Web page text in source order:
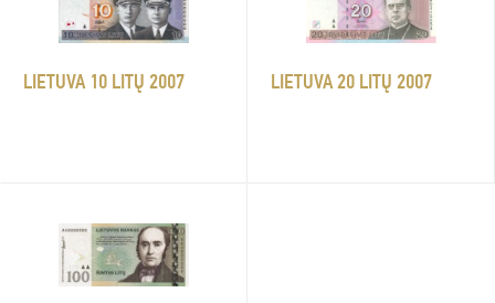
LIETUVA 10 LITŲ 2007 LIETUVA 20 LITŲ 2007